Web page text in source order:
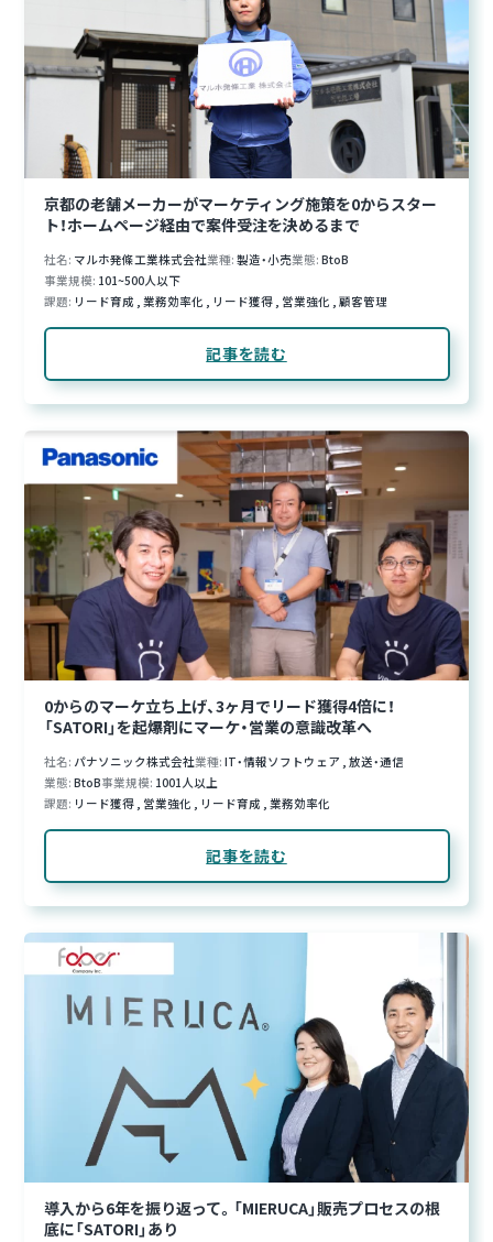
京都の老舗メーカーがマーケティング施策を0からスター
ト！ホームページ経由で案件受注を決めるまで
社名 マルホ発條工業株式会社業種 製造・小売業態 BtoB
事業規模 101~500人以下
課題 リード育成 業務効率化 リード獲得, 営業強化 顧客管理
記事を読む
0からのマーケ立ち上げ、3ヶ月でリード獲得4倍に！
「SATORI」を起爆剤にマーケ・営業の意識改革へ
社名 パナソニック株式会社業種 IT・情報ソフトウェア , 放送・通信
業態 BtoB事業規模 1001人以上
課題 リード獲得, 営業強化 , リード育成 , 業務効率化
記事を読む
導入から6年を振り返って。「MIERUCA」販売プロセスの根
底に「SATORI」あり